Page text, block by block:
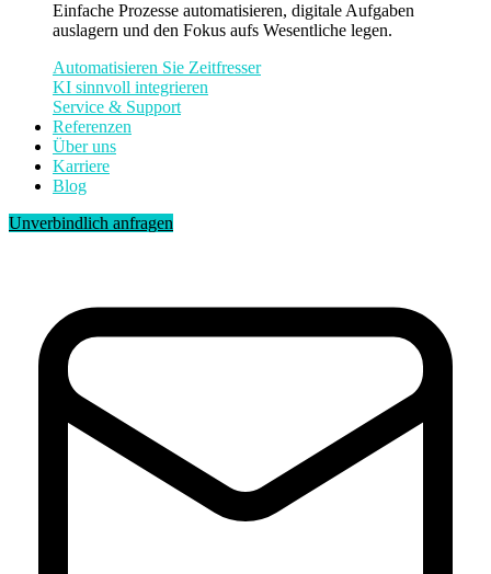
Einfache Prozesse automatisieren, digitale Aufgaben
auslagern und den Fokus aufs Wesentliche legen.
Automatisieren Sie Zeitfresser
KI sinnvoll integrieren
Service & Support
Referenzen
Über uns
Karriere
Blog
Unverbindlich anfragen